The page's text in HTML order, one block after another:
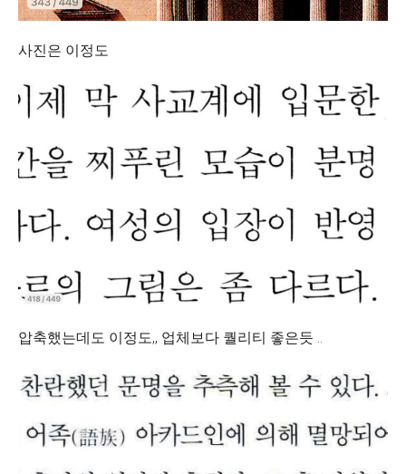
사진은 이정도
압축했는데도 이정도,, 업체보다 퀄리티 좋은듯 ..